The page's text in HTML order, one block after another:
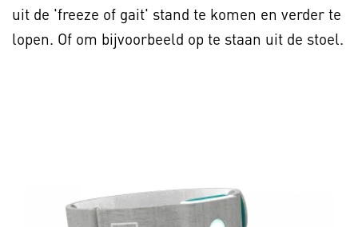
uit de 'freeze of gait' stand te komen en verder te
lopen. Of om bijvoorbeeld op te staan uit de stoel.